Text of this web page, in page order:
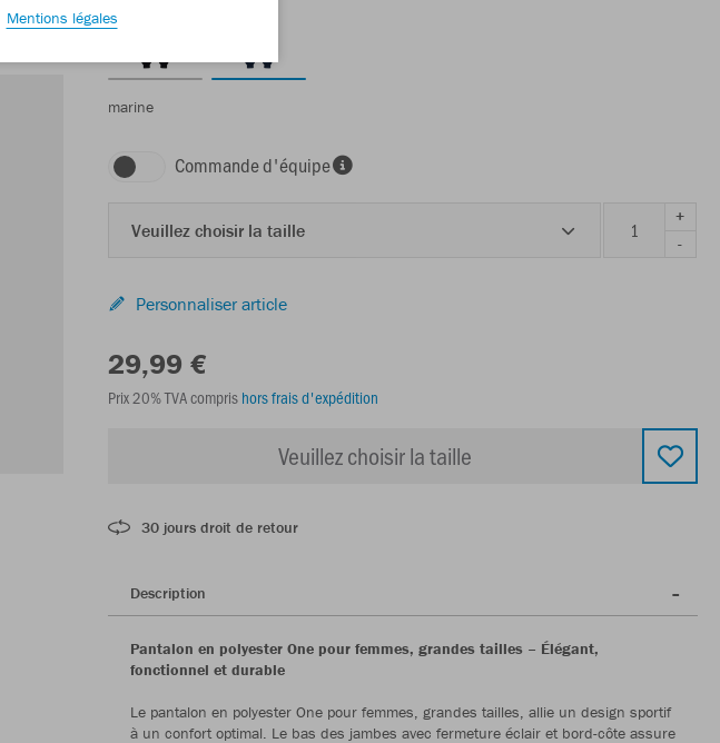
marine
Commande d'équipe
Veuillez choisir la taille
+
-
Personnaliser article
29,99 €
Prix 20% TVA compris hors frais d'expédition
Veuillez choisir la taille
30 jours droit de retour
Description
Pantalon en polyester One pour femmes, grandes tailles – Élégant,
fonctionnel et durable
Le pantalon en polyester One pour femmes, grandes tailles, allie un design sportif
à un confort optimal. Le bas des jambes avec fermeture éclair et bord-côte assure
Mentions légales